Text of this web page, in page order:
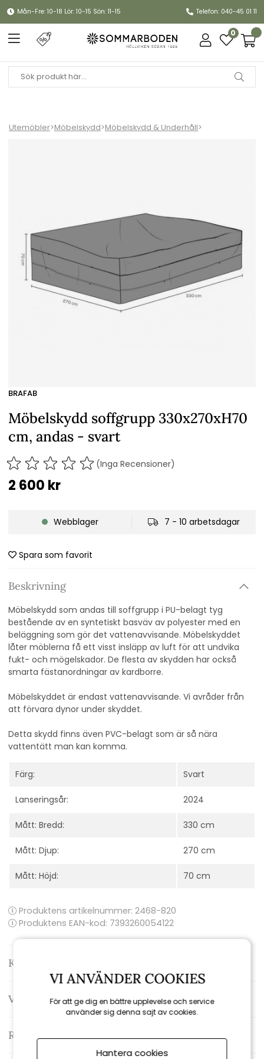
Mån-Fre: 10-18 Lör: 10-15 Sön: 11-15 Telefon: 040-45 01 11
0
Utemöbler>Möbelskydd>Möbelskydd & Underhåll>
BRAFAB
Möbelskydd soffgrupp 330x270xH70
cm, andas - svart
(Inga Recensioner)
2 600 kr
Webblager 7 - 10 arbetsdagar
Spara som favorit
Beskrivning
Möbelskydd som andas till soffgrupp i PU-belagt tyg
bestående av en syntetiskt basväv av polyester med en
beläggning som gör det vattenavvisande. Möbelskyddet
låter möblerna få ett visst insläpp av luft för att undvika
fukt- och mögelskador. De flesta av skydden har också
smarta fästanordningar av kardborre.
Möbelskyddet är endast vattenavvisande. Vi avråder från
att förvara dynor under skyddet.
Detta skydd finns även PVC-belagt som är så nära
vattentätt man kan komma.
Färg: Svart
Lanseringsår: 2024
Mått: Bredd: 330 cm
Mått: Djup: 270 cm
Mått: Höjd: 70 cm
Produktens artikelnummer: 2468-820
Produktens EAN-kod: 7393260054122
Kontakta oss
Varumärke: Brafab
Recensioner
VI ANVÄNDER COOKIES
För att ge dig en bättre upplevelse och service
använder sig denna sajt av cookies.
Hantera cookies